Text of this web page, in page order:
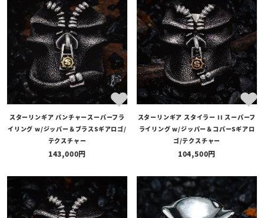
スターリンギア パンチャースーパーフラ
イリング w/ジッパー＆ブラスSギアロゴ/
テクスチャー
143,000
スターリンギア スタイラー II スーパーフ
ライリング w/ジッパー＆コパーSギアロ
ゴ/テクスチャー
104,500